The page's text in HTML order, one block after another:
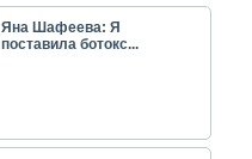
Яна Шафеева: Я
поставила ботокс...